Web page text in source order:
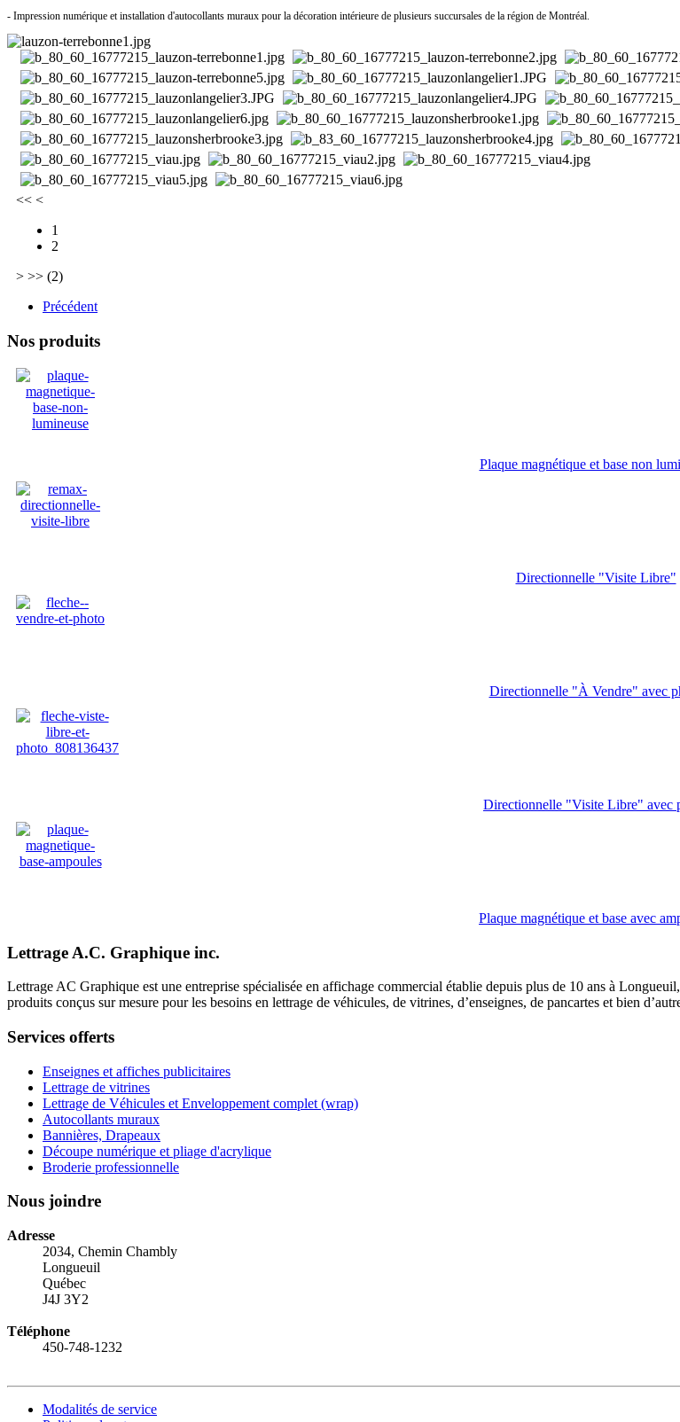
- Impression numérique et installation d'autocollants muraux pour la décoration intérieure de plusieurs succursales de la région de Montréal.
<< <
1
2
> >> (2)
Précédent
Nos produits
Plaque magnétique et base non
Directionnelle "Visite Libre"
Directionnelle "À Vendre" avec
Directionnelle "Visite Libre" avec
Plaque magnétique et base avec
Lettrage A.C. Graphique inc.
Lettrage AC Graphique est une entreprise spécialisée en affichage commercial établie depuis plus de 10 ans à
produits conçus sur mesure pour les besoins en lettrage de véhicules, de vitrines, d’enseignes, de pancartes et bien
Services offerts
Enseignes et affiches publicitaires
Lettrage de vitrines
Lettrage de Véhicules et Enveloppement complet (wrap)
Autocollants muraux
Bannières, Drapeaux
Découpe numérique et pliage d'acrylique
Broderie professionnelle
Nous joindre
Adresse
2034, Chemin Chambly
Longueuil
Québec
J4J 3Y2
Téléphone
450-748-1232
Modalités de service